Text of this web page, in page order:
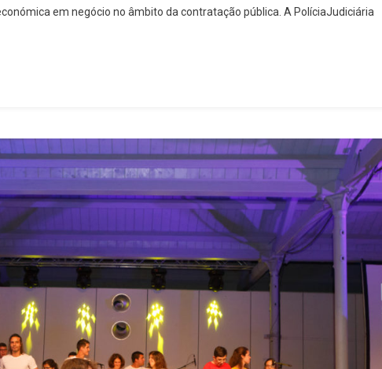
No
em negócio no âmbito da contratação pública. A PolíciaJudiciária